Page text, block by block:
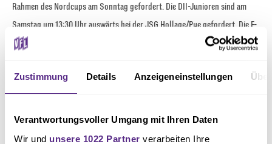
Zustimmung Details Anzeigeneinstellungen
Verantwortungsvoller Umgang mit Ihren Daten
Wir und unsere 1022 Partner verarbeiten Ihre
Rahmen des Nordcups am Sonntag gefordert. Die DII-Junioren sind am
Samstag um 13:30 Uhr auswärts bei der JSG Hollage/Pye gefordert. Die E-
Junioren sind samstags bereits ab 10:30 beim Sparkassen-Cup in Bohmte.
Foto: Aylin Kreutzstein